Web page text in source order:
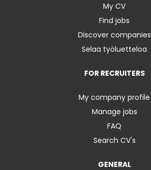
My CV
Find jobs
Discover companies
Selaa työluetteloa
FOR RECRUITERS
My company profile
Manage jobs
FAQ
Search CV's
GENERAL